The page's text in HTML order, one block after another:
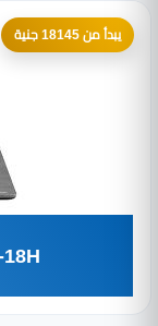
يبدأ من 18145 جنية